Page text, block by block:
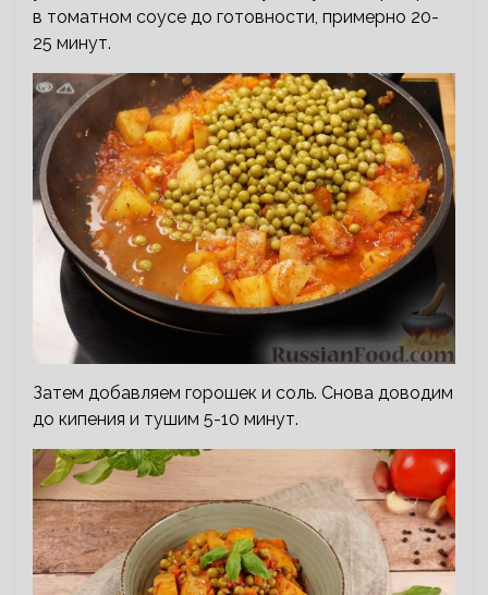
в томатном соусе до готовности, примерно 20-
25 минут.
Затем добавляем горошек и соль. Снова доводим
до кипения и тушим 5-10 минут.